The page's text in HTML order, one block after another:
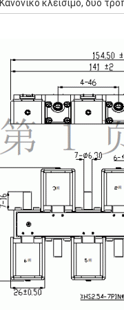
Κανονικό κλείσιμο, δύο